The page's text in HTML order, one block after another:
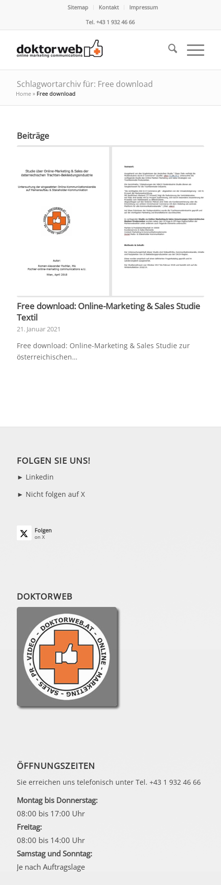
Sitemap Kontakt
Impressum
Tel. +43 1 932 46 66
Schlagwortarchiv für: Free download
Home» Free download
Beiträge
Free download: Online-Marketing & Sales Studie
Textil
21. Januar 2021
Free download: Online-Marketing & Sales Studie zur
österreichischen…
FOLGEN SIE UNS!
► Linkedin
► Nicht folgen auf X
Folgen
on X
DOKTORWEB
ÖFFNUNGSZEITEN
Sie erreichen uns telefonisch unter Tel. +43 1 932 46 66
Montag bis Donnerstag:
08:00 bis 17:00 Uhr
Freitag:
08:00 bis 14:00 Uhr
Samstag und Sonntag:
Je nach Auftragslage